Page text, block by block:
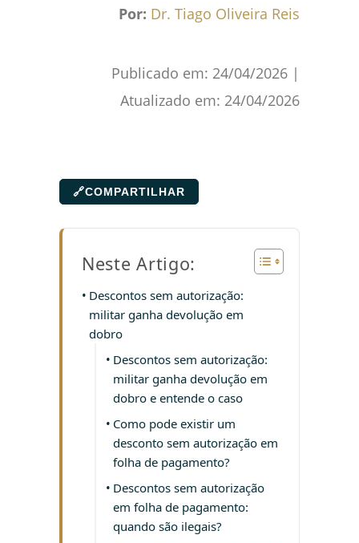
Por: Dr. Tiago Oliveira Reis
Publicado em: 24/04/2026 |
Atualizado em: 24/04/2026
🔗COMPARTILHAR
Neste Artigo:
Descontos sem autorização:
militar ganha devolução em
dobro
Descontos sem autorização:
militar ganha devolução em
dobro e entende o caso
Como pode existir um
desconto sem autorização em
folha de pagamento?
Descontos sem autorização
em folha de pagamento:
quando são ilegais?